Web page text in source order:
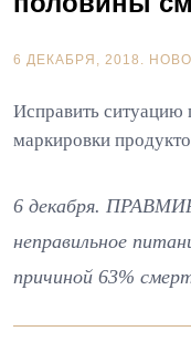
6 ДЕКАБРЯ, 2018.
Исправить
маркировки
6 декабря.
неправильное
причиной 63%